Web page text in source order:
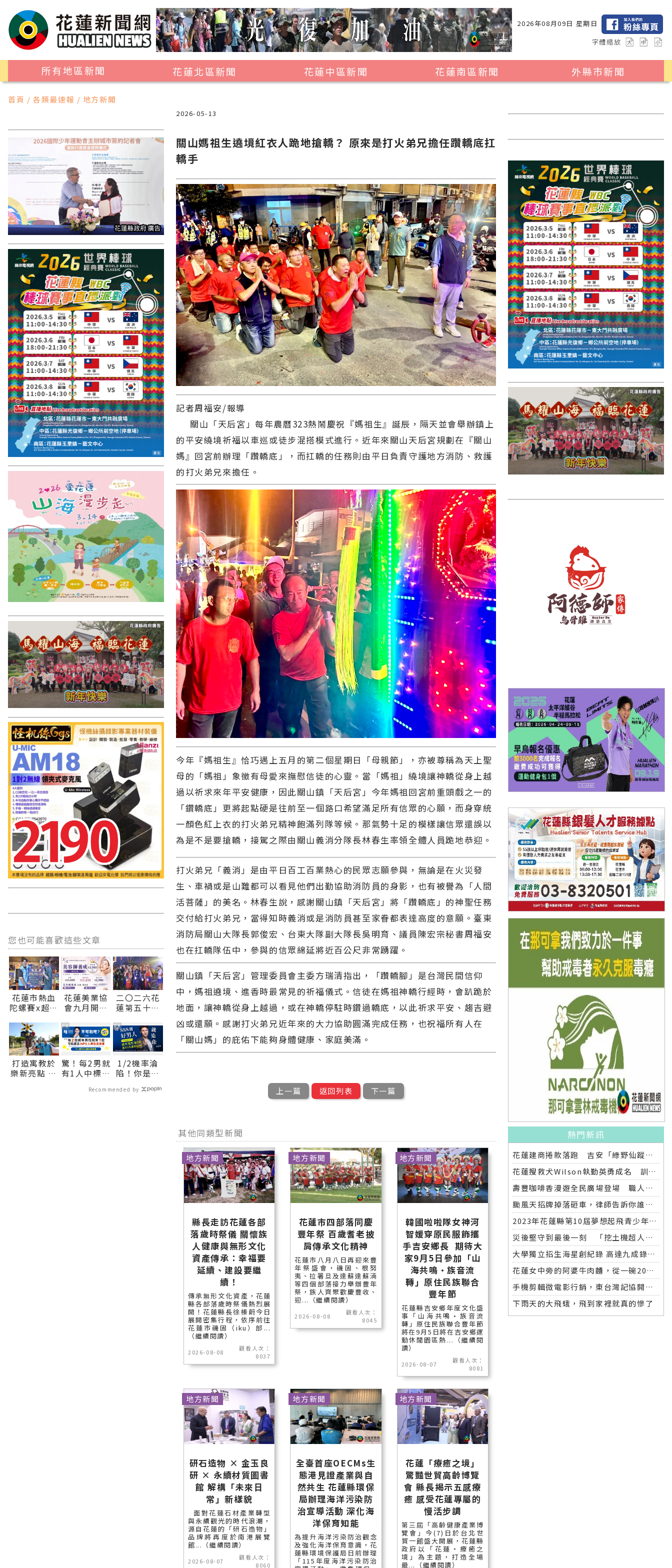
2026年08月09日 星期日
字體縮放
所有地區新聞
花蓮北區新聞
吉安鄉
秀林鄉
花蓮中區新聞
光復鄉
花蓮南區新聞
富里鄉
外縣市新聞
2024暑期夏令營專區
台中市
彰化縣
高雄市
國外報導
台東縣
關山鎮
苗栗縣
其他地區
新竹市
和平鄉
台南市
澎湖縣
香港
台東市
雲林縣
長濱鄉
彰化縣
首頁 / 各類最速報 / 地方新聞
您也可能喜歡這些文章
花蓮市熱血
陀螺賽x超嗨
8/22、23接
力登場∣花
蓮新聞網官
方網站各類
新聞－最快
速的今日新
花蓮美業協
會九月開辦
班打造無痛
轉職首選 小
班制實作教
學協助零基
礎學員建立
扎實技術邁
向創業之路
二〇二六花
蓮第五十八
運動會盛大
開幕 六十八
城逾千選手
齊聚花蓮∣
花蓮新聞網
官方網站各
類新聞－最
打造寓教於
樂新亮點 大
驚！每2男就
有1人中標？
PR
1/2機率淪
陷！你是好
男？關鍵在
PR
Recommended by
2026-05-13
關山媽祖生遶境紅衣人跪地搶轎？ 原來是打火弟兄擔任躦轎底扛
轎手
記者周福安/報導
關山「天后宮」每年農曆323熱鬧慶祝『媽祖生』誕辰，隔天並會舉辦鎮上
的平安繞境祈福以車巡或徒步混搭模式進行。近年來關山天后宮規劃在『關山
媽』回宮前辦理「躦轎底」，而扛轎的任務則由平日負責守護地方消防、救護
的打火弟兄來擔任。
今年『媽祖生』恰巧遇上五月的第二個星期日「母親節」，亦被尊稱為天上聖
母的「媽祖」象徵有母愛來撫慰信徒的心靈。當「媽祖」繞境讓神轎從身上越
過以祈求來年平安健康，因此關山鎮「天后宮」今年媽祖回宮前重頭戲之一的
「鑽轎底」更將起點硬是往前至一個路口希望滿足所有信眾的心願，而身穿統
一顏色紅上衣的打火弟兄精神飽滿列隊等候。那氣勢十足的模樣讓信眾還誤以
為是不是要搶轎，接駕之際由關山義消分隊長林春生率領全體人員跪地恭迎。
打火弟兄「義消」是由平日百工百業熱心的民眾志願參與，無論是在火災發
生、車禍或是山難都可以看見他們出勤協助消防員的身影，也有被譽為「人間
活菩薩」的美名。林春生說，感謝關山鎮「天后宮」將「躦轎底」的神聖任務
交付給打火弟兄，當得知時義消或是消防員甚至家眷都表達高度的意願。臺東
消防局關山大隊長郭俊宏、台東大隊副大隊長吳明育、議員陳宏宗秘書周福安
也在扛轎隊伍中，參與的信眾綿延將近百公尺非常踴躍。
關山鎮「天后宮」管理委員會主委方瑞清指出，「躦轎腳」是台灣民間信仰
中，媽祖遶境、進香時最常見的祈福儀式。信徒在媽祖神轎行經時，會趴跪於
地面，讓神轎從身上越過，或在神轎停駐時鑽過轎底，以此祈求平安、趨吉避
凶或還願。感謝打火弟兄近年來的大力協助圓滿完成任務，也祝福所有人在
「關山媽」的庇佑下能夠身體健康、家庭美滿。
上一篇 返回列表 下一篇
其他同類型新聞
縣長走訪花蓮各部
落歲時祭儀 關懷族
人健康與無形文化
資產傳承：幸福要
延續、建設要繼
續！
傳承無形文化資產，花蓮
縣各部落歲時祭儀熱烈展
開！花蓮縣長徐榛蔚今日
展開密集行程，依序前往
花蓮市磯固（iku）部...
（繼續閱讀）
2026-08-08
觀看人次：
8037
地方新聞
花蓮市四部落同慶
豐年祭 百歲耆老披
肩傳承文化精神
花蓮市八月八日再迎來豐
年祭盛會，磯固、根努
夷、拉署旦及達蘇達蘇湳
等四個部落接力舉辦豐年
祭，族人齊聚歡慶豐收、
迎...（繼續閱讀）
2026-08-08
觀看人次：
8045
地方新聞
韓國啦啦隊女神河
智媛穿原民服飾攜
手吉安鄉長 期待大
家9月5日參加「山
海共鳴•族音流
轉」原住民族聯合
豐年節
花蓮縣吉安鄉年度文化盛
事「山海共鳴•族音流
轉」原住民族聯合豐年節
將在9月5日將在吉安鄉運
動休閒園區熱...（繼續閱
讀）
2026-08-07
觀看人次：
8081
地方新聞
研石造物 × 金玉良
研 × 永續材質圖書
館 解構「未來日
常」新樣貌
面對花蓮石材產業轉型
與永續觀光的時代浪潮，
源自花蓮的「研石造物」
品牌將再度於南港展覽
館...（繼續閱讀）
2026-08-07
觀看人次：
8060
地方新聞
全臺首座OECMs生
態港見證產業與自
然共生 花蓮縣環保
局辦理海洋污染防
治宣導活動 深化海
洋保育知能
為提升海洋污染防治觀念
及強化海洋保育意識，花
蓮縣環境保護局日前辦理
「115年度海洋污染防治
地方新聞
花蓮「療癒之境」
驚豔世貿高齡博覽
會 縣長揭示五感療
癒 感受花蓮專屬的
慢活步調
第三屆「高齡健康產業博
覽會」今(7)日於台北世
貿一館盛大開展，花蓮縣
政府以「花蓮‧療癒之
境」為主題，打造全場
最...（繼續閱讀）
地方新聞
熱門新訊
花蓮建商捲款落跑 吉安「綠野仙蹤」整棟2.6億將法拍
花蓮搜救犬Wilson執勤英勇成名 訓練意外墜落離世 消防局將為其立碑追思
壽豐咖啡香漫遊全民廣場登場 職人市集手作體驗品味慢活氛圍
颱風天招牌掉落砸車，律師告訴你誰該賠償
2023年花蓮縣第10屆夢想起飛青少年發明展 自強國中拿下第一名與第二名
災後堅守到最後一刻 「挖土機超人」因感染離世
大學獨立招生海星創紀錄 高達九成錄取國立大學 東華大學錄取21人 歷年最多
花蓮女中旁的阿婆牛肉麵，從一碗20元的牛肉湯開始到40年不變的人情味
手機剪輯微電影行銷，東台灣記協開班授課獲好評
下雨天的大飛蛾，飛到家裡就真的慘了